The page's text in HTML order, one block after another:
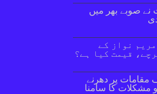
صوبے بھر میں
نواز کے
قیمت کیا ہے؟
مقامات پر دھرنے
مشکلات کا سامنا